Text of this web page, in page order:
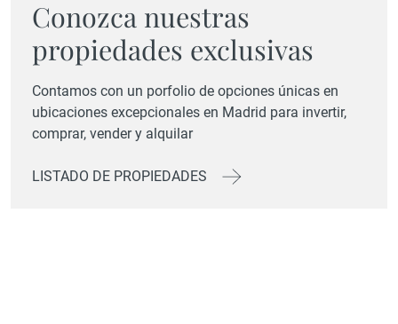
Conozca nuestras
propiedades exclusivas
Contamos con un porfolio de opciones únicas en
ubicaciones excepcionales en Madrid para invertir,
comprar, vender y alquilar
LISTADO DE PROPIEDADES